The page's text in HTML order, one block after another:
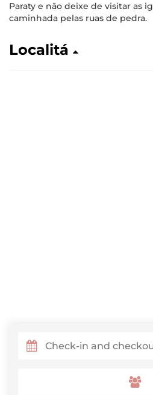
Paraty e não deixe de visitar as
caminhada pelas ruas de pedra.
Localitá